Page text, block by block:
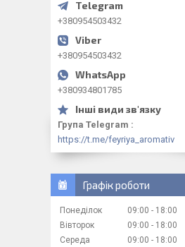
+380954503432
+380954503432
+380934801785
Група Telegram
https://t.me/feyriya_aromativ
Графік роботи
Понеділок 09:00
18:00
Вівторок
09:00
18:00
Середа
09:00
18:00